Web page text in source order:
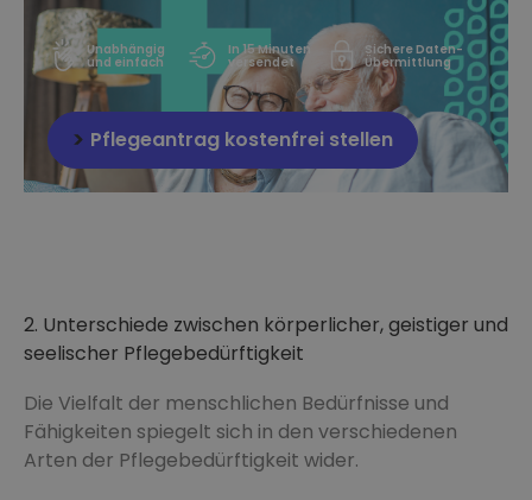
Unabhängig
und einfach
In 15 Minuten
versendet
Sichere Daten-
Übermittlung
Pflegeantrag kostenfrei stellen
2. Unterschiede zwischen körperlicher, geistiger und
seelischer Pflegebedürftigkeit
Die Vielfalt der menschlichen Bedürfnisse und
Fähigkeiten spiegelt sich in den verschiedenen
Arten der Pflegebedürftigkeit wider.